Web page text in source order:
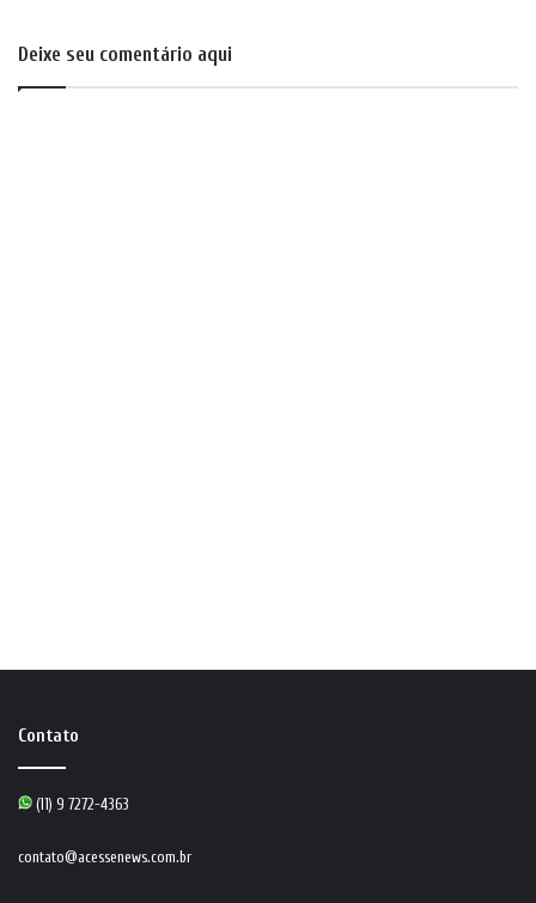
Deixe seu comentário aqui
Contato
(11) 9 7272-4363
contato@acessenews.com.br